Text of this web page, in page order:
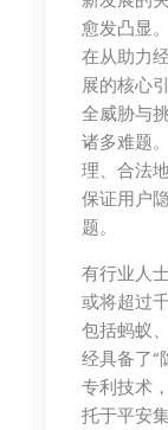
愈发凸显
在从助力
展的核心
全威胁与
诸多难题
理、合法
保证用户
题。
有行业人
或将超过
包括蚂蚁
经具备了“
专利技术
托于平安